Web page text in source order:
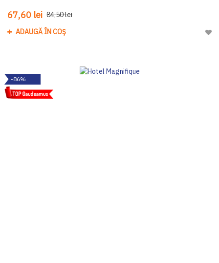
67,60 lei 84,50 lei
ADAUGĂ ÎN COȘ
-86%